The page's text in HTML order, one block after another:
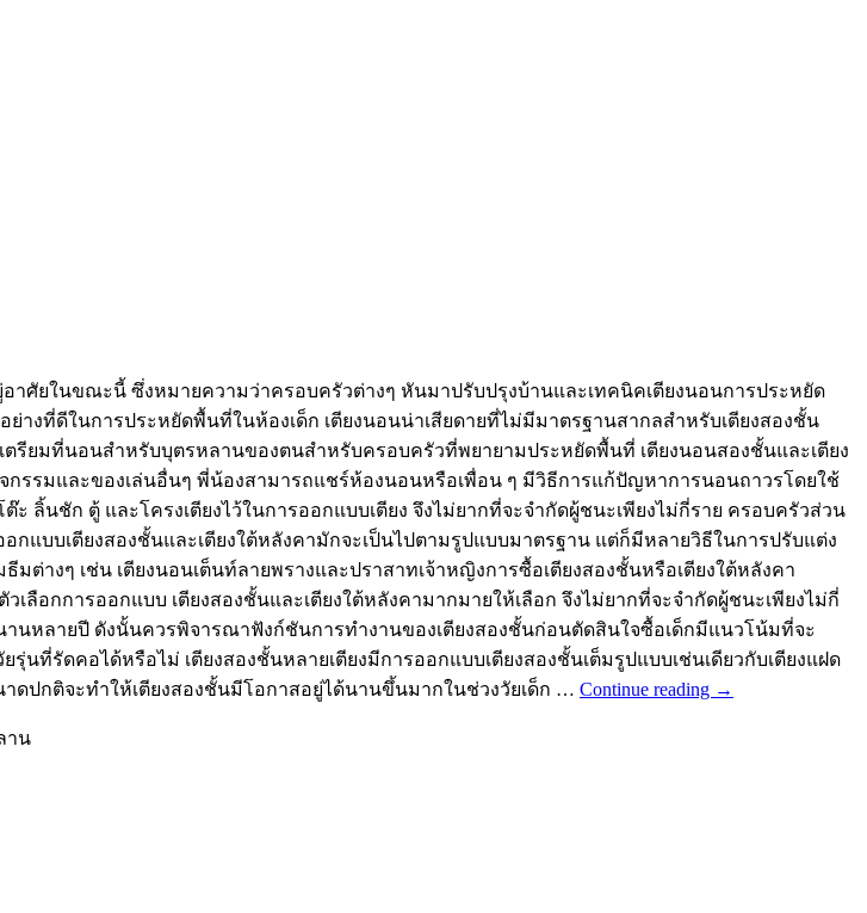
าศัยในขณะนี้ ซึ่งหมายความว่าครอบครัวต่างๆ หันมาปรับปรุงบ้านและเทคนิคเตียงนอนการประหยัด
างที่ดีในการประหยัดพื้นที่ในห้องเด็ก เตียงนอนน่าเสียดายที่ไม่มีมาตรฐานสากลสำหรับเตียงสองชั้น
รียมที่นอนสำหรับบุตรหลานของตนสำหรับครอบครัวที่พยายามประหยัดพื้นที่ เตียงนอนสองชั้นและเตียง
รรมและของเล่นอื่นๆ พี่น้องสามารถแชร์ห้องนอนหรือเพื่อน ๆ มีวิธีการแก้ปัญหาการนอนถาวรโดยใช้
ลิ้นชัก ตู้ และโครงเตียงไว้ในการออกแบบเตียง จึงไม่ยากที่จะจำกัดผู้ชนะเพียงไม่กี่ราย ครอบครัวส่วน
แบบเตียงสองชั้นและเตียงใต้หลังคามักจะเป็นไปตามรูปแบบมาตรฐาน แต่ก็มีหลายวิธีในการปรับแต่ง
างๆ เช่น เตียงนอนเต็นท์ลายพรางและปราสาทเจ้าหญิงการซื้อเตียงสองชั้นหรือเตียงใต้หลังคา
อกการออกแบบ เตียงสองชั้นและเตียงใต้หลังคามากมายให้เลือก จึงไม่ยากที่จะจำกัดผู้ชนะเพียงไม่กี่
นหลายปี ดังนั้นควรพิจารณาฟังก์ชันการทำงานของเตียงสองชั้นก่อนตัดสินใจซื้อเด็กมีแนวโน้มที่จะ
นที่รัดคอได้หรือไม่ เตียงสองชั้นหลายเตียงมีการออกแบบเตียงสองชั้นเต็มรูปแบบเช่นเดียวกับเตียงแฝด
ปกติจะทำให้เตียงสองชั้นมีโอกาสอยู่ได้นานขึ้นมากในช่วงวัยเด็ก … Continue reading →
าน